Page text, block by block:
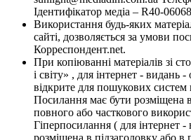
Ідентифікатор медіа – R40-06068
Використання будь-яких
сайті, дозволяється за умови
Корреспондент.net.
При копіюванні матеріалів зі
і світу» , для інтернет - видань
відкрите для пошукових систем
Посилання має бути розміщена
повного або часткового
Гіперпосилання ( для інтернет
розміщена в підзаголовку або в